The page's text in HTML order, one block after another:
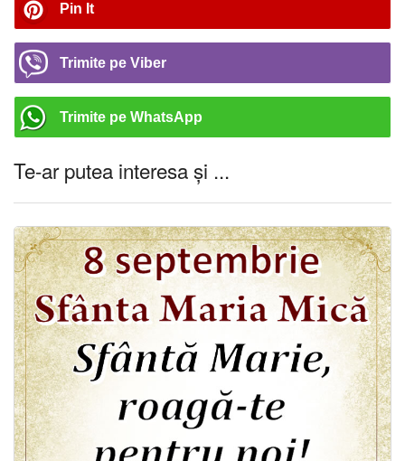
Pin It
Trimite pe Viber
Trimite pe WhatsApp
Te-ar putea interesa și ...